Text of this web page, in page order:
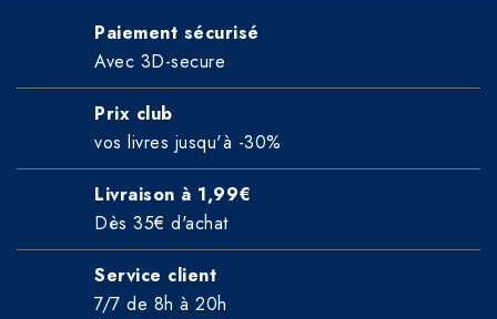
Paiement sécurisé
Avec 3D-secure
Prix club
vos livres jusqu'à -30%
Livraison à 1,99€
Dès 35€ d'achat
Service client
7/7 de 8h à 20h